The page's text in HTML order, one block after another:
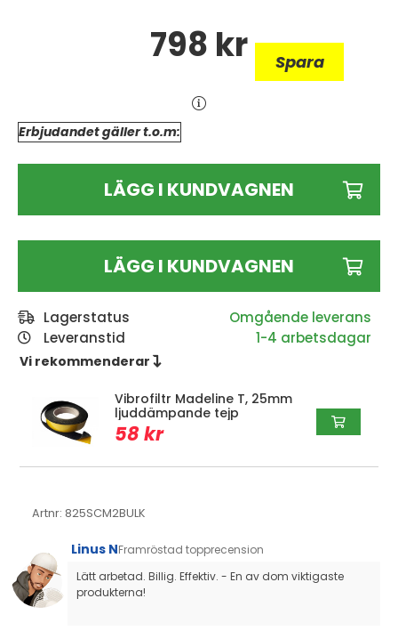
798 kr Spara
Erbjudandet gäller t.o.m:
LÄGG I KUNDVAGNEN
LÄGG I KUNDVAGNEN
Lagerstatus
Leveranstid
1-4 arbetsdagar
Vi rekommenderar 
Vibrofiltr Madeline T, 25mm
ljuddämpande tejp
58 kr
Artnr: 825SCM2BULK
Linus NFramröstad topprecension
Lätt arbetad. Billig. Effektiv. - En av dom viktigaste
produkterna!